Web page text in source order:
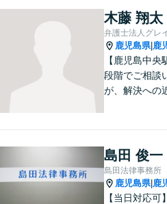
どんなご相談
気軽にお声が
【電話・
能】
木藤 翔太
弁護士法人グレ
鹿児島県| 鹿
【鹿児島中
段階でご相談
が、解決への
なご相談でも
にお声がけく
相談無料】【
可】
島田 俊一
島田法律事務所
鹿児島県| 鹿
【当日対応